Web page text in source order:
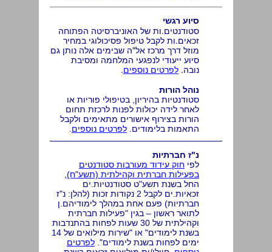
סיוע רגשי
סטודנטים.ות של האוניברסיטה הפתוחה
זכאים.ות לקבל טיפול פסיכולוגי במחיר
מוזל דרך מרכז אל"ה שבימים אלה נותן גם
סיוע ייעודי לנפגעי המלחמה ומסיבת
נובה. לפרטים נוספים.
נוהל הורות
סטודנטיות בהיריון, בטיפולי פוריות או
לאחר לידה יכולות לפנות לרכזת תחום
הורות בצירוף אישורים מתאימים ולקבל
התאמות בלימודים. לפרטים נוספים
נ"ז חברתיות
לפי חוק עידוד מעורבות סטודנטים
בפעילות חברתית וקהילתית (תשע"ח)
החל בשנת תשע"ט סטודנטיות.ים
זכאיות.ים לקבל 2 נקודות זכות (להלן: נ"ז
חברתיות) פעם אחת במהלך לימודיהם.ן
לתואר ראשון – בגין "פעילות חברתית
וקהילתית של 30 שעות לפחות בהתנדבות
בשנת לימודים" או "שירות מילואים של 14
ימים לפחות בשנת לימודים". לפרטים